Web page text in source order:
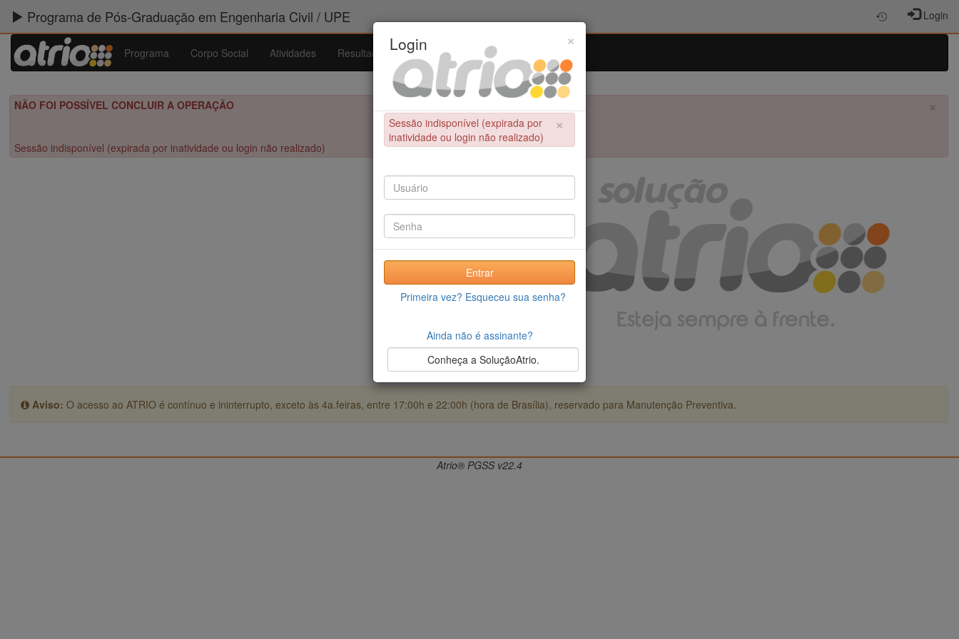
Programa de Pós-Graduação em Engenharia Civil / UPE Login
Programa Corpo Social Atividades Resultados Admissão Ferramentas
×
NÃO FOI POSSÍVEL CONCLUIR A OPERAÇÃO
Sessão indisponível (expirada por inatividade ou login não realizado)
Aviso: O acesso ao ATRIO é contínuo e ininterrupto, exceto às 4a.feiras, entre 17:00h e 22:00h (hora de Brasília), reservado para Manutenção Preventiva.
×
Login
×
Sessão indisponível (expirada por
inatividade ou login não realizado)
Entrar
Primeira vez? Esqueceu sua senha?
Ainda não é assinante?
Conheça a SoluçãoAtrio.
Atrio® PGSS v22.4